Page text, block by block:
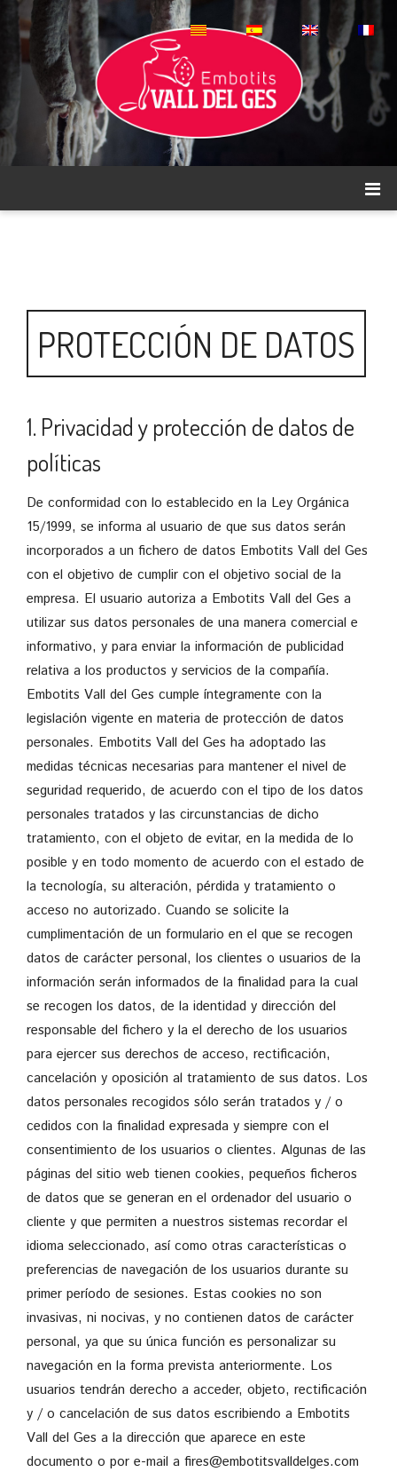
PROTECCIÓN DE DATOS
1. Privacidad y protección de datos de
políticas
De conformidad con lo establecido en la Ley Orgánica
15/1999, se informa al usuario de que sus datos serán
incorporados a un fichero de datos Embotits Vall del Ges
con el objetivo de cumplir con el objetivo social de la
empresa. El usuario autoriza a Embotits Vall del Ges a
utilizar sus datos personales de una manera comercial e
informativo, y para enviar la información de publicidad
relativa a los productos y servicios de la compañía.
Embotits Vall del Ges cumple íntegramente con la
legislación vigente en materia de protección de datos
personales. Embotits Vall del Ges ha adoptado las
medidas técnicas necesarias para mantener el nivel de
seguridad requerido, de acuerdo con el tipo de los datos
personales tratados y las circunstancias de dicho
tratamiento, con el objeto de evitar, en la medida de lo
posible y en todo momento de acuerdo con el estado de
la tecnología, su alteración, pérdida y tratamiento o
acceso no autorizado. Cuando se solicite la
cumplimentación de un formulario en el que se recogen
datos de carácter personal, los clientes o usuarios de la
información serán informados de la finalidad para la cual
se recogen los datos, de la identidad y dirección del
responsable del fichero y la el derecho de los usuarios
para ejercer sus derechos de acceso, rectificación,
cancelación y oposición al tratamiento de sus datos. Los
datos personales recogidos sólo serán tratados y / o
cedidos con la finalidad expresada y siempre con el
consentimiento de los usuarios o clientes. Algunas de las
páginas del sitio web tienen cookies, pequeños ficheros
de datos que se generan en el ordenador del usuario o
cliente y que permiten a nuestros sistemas recordar el
idioma seleccionado, así como otras características o
preferencias de navegación de los usuarios durante su
primer período de sesiones. Estas cookies no son
invasivas, ni nocivas, y no contienen datos de carácter
personal, ya que su única función es personalizar su
navegación en la forma prevista anteriormente. Los
usuarios tendrán derecho a acceder, objeto, rectificación
y / o cancelación de sus datos escribiendo a Embotits
Vall del Ges a la dirección que aparece en este
documento o por e-mail a fires@embotitsvalldelges.com